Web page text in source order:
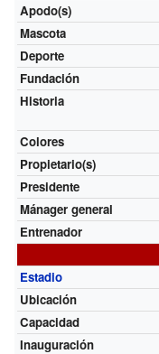
Apodo(s)
Mascota
Deporte
Fundación
Historia
Colores
Propietario(s)
Presidente
Mánager general
Entrenador
Estadio
Ubicación
Capacidad
Inauguración